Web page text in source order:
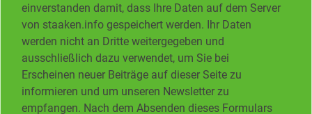
einverstanden damit, dass Ihre Daten auf dem Server
von staaken.info gespeichert werden. Ihr Daten
werden nicht an Dritte weitergegeben und
ausschließlich dazu verwendet, um Sie bei
Erscheinen neuer Beiträge auf dieser Seite zu
informieren und um unseren Newsletter zu
empfangen. Nach dem Absenden dieses Formulars